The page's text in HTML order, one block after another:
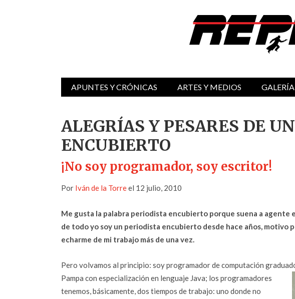
APUNTES Y CRÓNICAS ARTES Y MEDIOS GALERÍA
ALEGRÍAS Y PESARES DE
ENCUBIERTO
¡No soy programador, soy escritor!
Por Iván de la Torreel 12 julio, 2010
Me gusta la palabra periodista encubierto porque suena a agente
de todo yo soy un periodista encubierto desde hace años, motivo
echarme de mi trabajo más de una vez.
Pero volvamos al principio: soy programador de computación
Pampa con especialización en lenguaje Java; los programadores
tenemos, básicamente, dos tiempos de trabajo: uno donde no